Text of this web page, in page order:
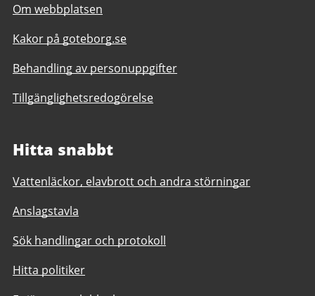
Om webbplatsen
Kakor på goteborg.se
Behandling av personuppgifter
Tillgänglighetsredogörelse
Hitta snabbt
Vattenläckor, elavbrott och andra störningar
Anslagstavla
Sök handlingar och protokoll
Hitta politiker